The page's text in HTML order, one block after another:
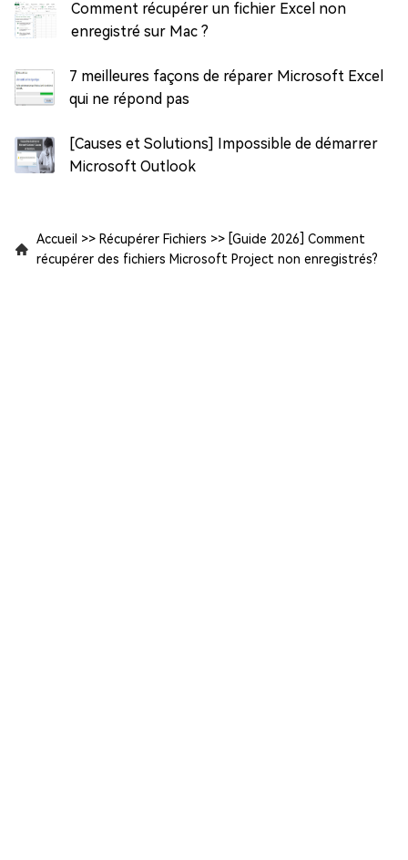
Comment récupérer un fichier Excel non
enregistré sur Mac ?
7 meilleures façons de réparer Microsoft Excel
qui ne répond pas
[Causes et Solutions] Impossible de démarrer
Microsoft Outlook
Accueil >> Récupérer Fichiers >> [Guide 2026] Comment
récupérer des fichiers Microsoft Project non enregistrés?